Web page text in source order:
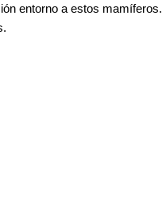
entorno a estos mamíferos.